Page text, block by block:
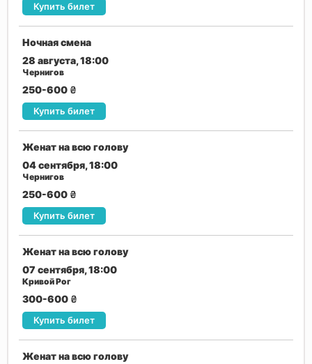
Купить билет
Ночная смена
28 августа, 18:00
Чернигов
250-600 ₴
Купить билет
Женат на всю голову
04 сентября, 18:00
Чернигов
250-600 ₴
Купить билет
Женат на всю голову
07 сентября, 18:00
Кривой Рог
300-600 ₴
Купить билет
Женат на всю голову